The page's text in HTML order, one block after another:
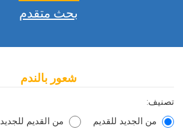
بحث متقدم
شعور بالندم
تصنيف:
من الجديد للقديم
من القديم للجديد